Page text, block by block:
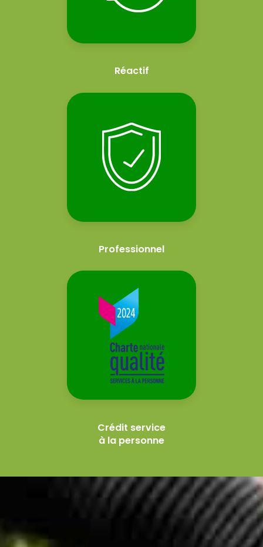
Réactif
Professionnel
Crédit service
à la personne